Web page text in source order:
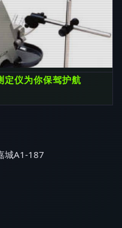
定仪为你保驾护航
城A1-187